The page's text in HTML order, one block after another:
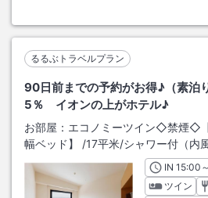
るるぶトラベルプラン
90日前までの予約がお得♪（素泊
5％ イオンの上がホテル♪
お部屋： エコノミーツイン◇禁煙◇
幅ベッド】
/17平米/シャワー付（内
INチェッ
15:00
ツイン